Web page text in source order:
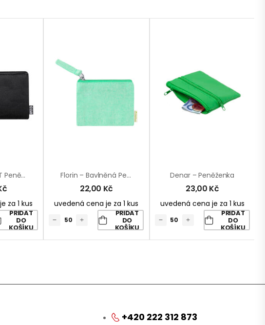
Dirham – RPET Peněženka
za 1 kus
PŘIDAT
DO
KOŠÍKU
Florin – Bavlněná Peněženka
22,00 Kč
uvedená cena je za 1 kus
PŘIDAT
DO
KOŠÍKU
Denar – Peněženka
23,00 Kč
uvedená cena je za 1 kus
PŘIDAT
DO
KOŠÍKU
+420 222 312 873